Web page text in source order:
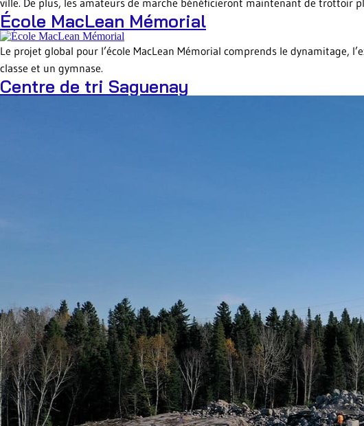
ville. De plus, les amateurs de marche bénéficieront maintenant de trottoir
École MacLean Mémorial
Le projet global pour l’école MacLean Mémorial comprends le dynamitage,
classe et un gymnase.
Centre de tri Saguenay